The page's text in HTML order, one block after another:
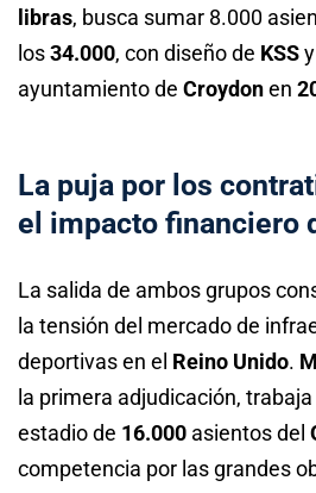
libras, busca sumar 8.000
los34.000, con diseño de KSS
ayuntamiento de Croydonen
La puja por los
el impacto financiero
La salida de ambos grupos
la tensión del mercado de
deportivas en el Reino Unido.
la primera adjudicación,
estadio de 16.000 asientos del
competencia por las grandes